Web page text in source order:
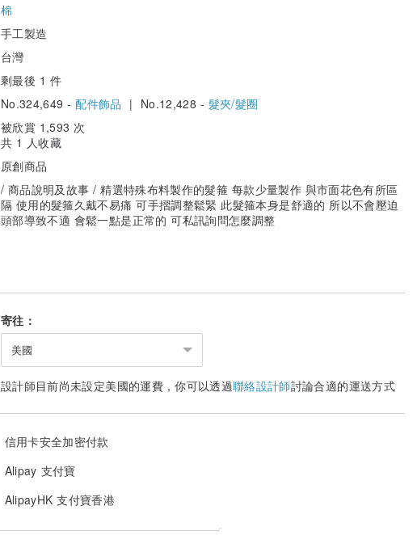
棉
手工製造
台灣
剩最後 1 件
No.324,649 -配件飾品 | No.12,428 - 髮夾/髮圈
被欣賞 1,593 次
共 1 人收藏
原創商品
/ 商品說明及故事 / 精選特殊布料製作的髮箍 每款少量製作 與市面花色有所區
隔 使用的髮箍久戴不易痛 可手摺調整鬆緊 此髮箍本身是舒適的 所以不會壓迫
頭部導致不適 會鬆一點是正常的 可私訊詢問怎麼調整
寄往：
美國
設計師目前尚未設定美國的運費，你可以透過聯絡設計師討論合適的運送方式
信用卡安全加密付款
Alipay 支付寶
AlipayHK 支付寶香港